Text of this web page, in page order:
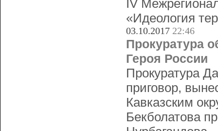
IV
«Идеология
03.10.2017 22:46
Прокуратура
Героя России
Прокуратура
приговор,
Кавказским
Бекболатова